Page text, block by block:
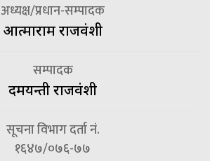
अध्यक्ष/प्रधान-सम्पादक
आत्माराम राजवंशी
सम्पादक
दमयन्ती राजवंशी
सूचना विभाग दर्ता नं.
१६४७/०७६-७७